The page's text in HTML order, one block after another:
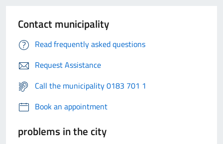
Contact municipality
Read frequently asked questions
Request Assistance
Call the municipality 0183 701 1
Book an appointment
problems in the city